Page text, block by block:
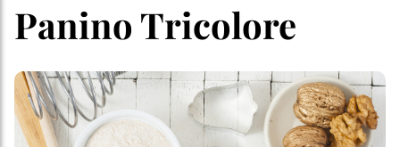
Panino Tricolore